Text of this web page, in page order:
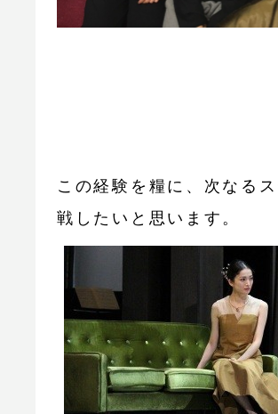
この経験を糧に、次なる
戦したいと思います。